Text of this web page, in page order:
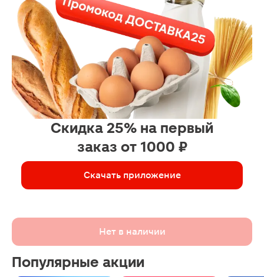
Скидка 25% на первый
заказ от 1000 ₽
Скачать приложение
Нет в наличии
Популярные акции